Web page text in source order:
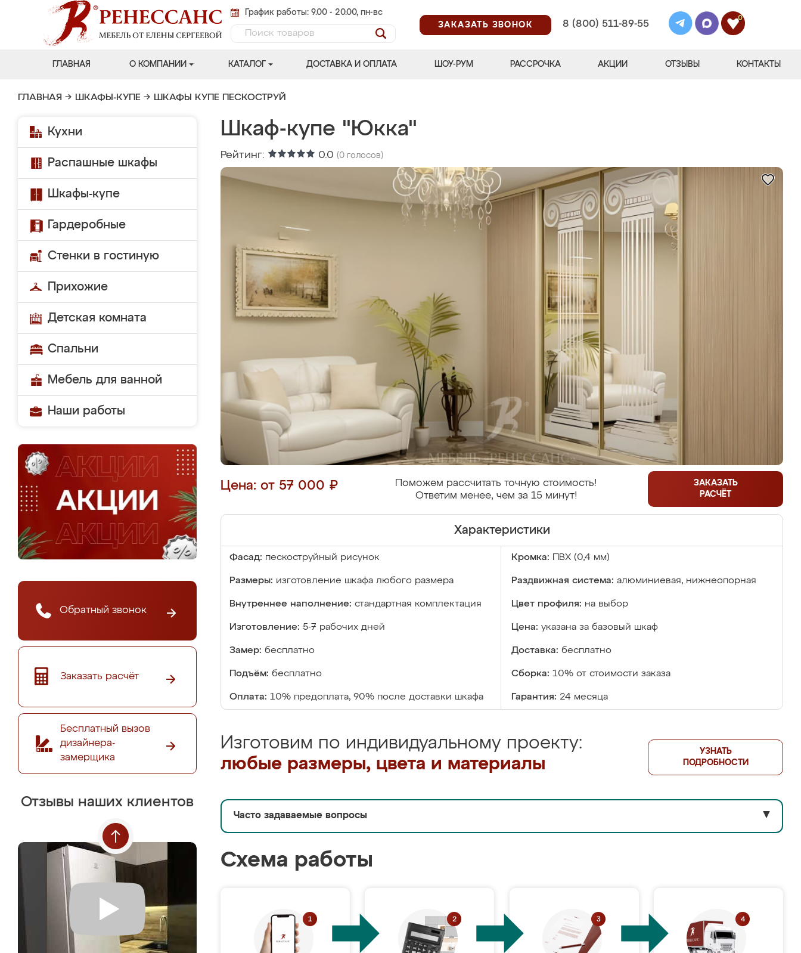
График работы: 9.00 - 20.00, пн-вс
ЗАКАЗАТЬ ЗВОНОК
8 (800) 511-89-55
0
ГЛАВНАЯ О КОМПАНИИ КАТАЛОГ ДОСТАВКА И ОПЛАТА ШОУ-РУМ РАССРОЧКА АКЦИИ ОТЗЫВЫ КОНТАКТЫ
ГЛАВНАЯ → ШКАФЫ-КУПЕ → ШКАФЫ КУПЕ ПЕСКОСТРУЙ
Кухни
Распашные шкафы
Шкафы-купе
Гардеробные
Стенки в гостиную
Прихожие
Детская комната
Спальни
Мебель для ванной
Наши работы
Обратный звонок
Заказать расчёт
Бесплатный вызов
дизайнера-
замерщика
Отзывы наших клиентов
Шкаф-купе "Юкка"
Рейтинг: 0.0 (0 голосов)
Цена: от 57 000 ₽
Поможем рассчитать точную стоимость!
Ответим менее, чем за 15 минут!
ЗАКАЗАТЬ
РАСЧЁТ
Характеристики
Фасад: пескоструйный рисунок Кромка: ПВХ (0,4 мм)
Размеры: изготовление шкафа любого размера Раздвижная система: алюминиевая, нижнеопорная
Внутреннее наполнение: стандартная комплектация Цвет профиля: на выбор
Изготовление: 5-7 рабочих дней Цена: указана за базовый шкаф
Замер: бесплатно Доставка: бесплатно
Подъём: бесплатно Сборка: 10% от стоимости заказа
Оплата: 10% предоплата, 90% после доставки шкафа Гарантия: 24 месяца
Изготовим по индивидуальному проекту:
любые размеры, цвета и материалы
УЗНАТЬ
ПОДРОБНОСТИ
Часто задаваемые вопросы ▼
Схема работы